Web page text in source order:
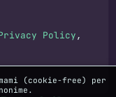
Policy
(cookie-free) per